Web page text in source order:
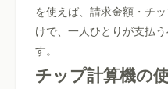
を使えば、請求金額・チ
けで、一人ひとりが支払
す。
チップ計算機の